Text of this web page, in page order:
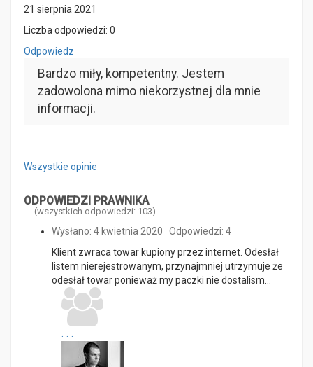
21 sierpnia 2021
Liczba odpowiedzi: 0
Odpowiedz
Bardzo miły, kompetentny. Jestem
zadowolona mimo niekorzystnej dla mnie
informacji.
Wszystkie opinie
ODPOWIEDZI PRAWNIKA
(wszystkich odpowiedzi: 103)
Wysłano: 4 kwietnia 2020
Odpowiedzi: 4
Klient zwraca towar kupiony przez internet. Odesłał
listem nierejestrowanym, przynajmniej utrzymuje że
odesłał towar ponieważ my paczki nie dostalism…